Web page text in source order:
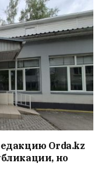
Orda.kz
но